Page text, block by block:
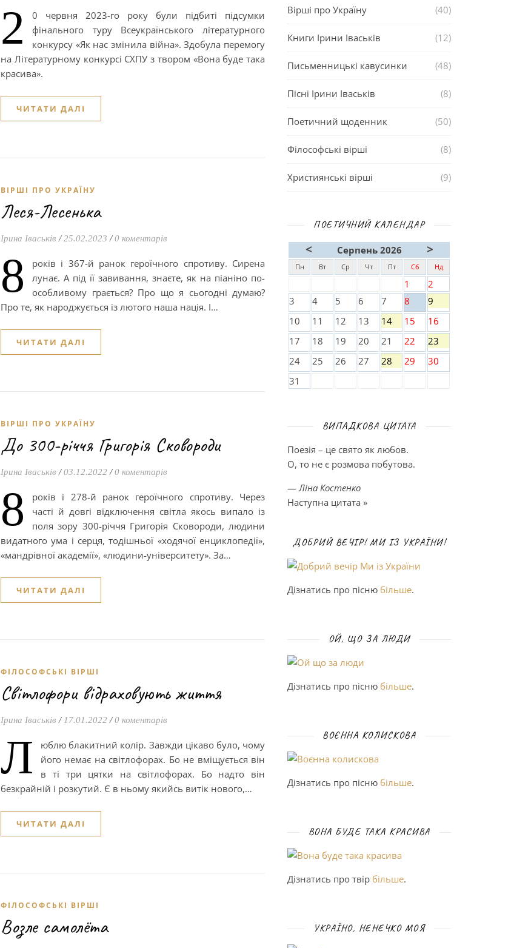
2
0 червня 2023-го року були підбиті підсумки
фінального туру Всеукраїнського літературного
конкурсу «Як нас змінила війна». Здобула перемогу
на Літературному конкурсі СХПУ з твором «Вона буде така
красива».
ЧИТАТИ ДАЛІ
ВІРШІ ПРО УКРАЇНУ
Леся-Лесенька
Ірина Іваськів / 25.02.2023 / 0 коментарів
8
років і 367-й ранок героїчного спротиву. Сирена
лунає. А під її завивання, знаєте, як на піаніно по-
особливому грається? Про що я сьогодні думаю?
Про те, як народжується із лютого наша нація. І…
ЧИТАТИ ДАЛІ
ВІРШІ ПРО УКРАЇНУ
До 300-річчя Григорія Сковороди
Ірина Іваськів / 03.12.2022 / 0 коментарів
8
років і 278-й ранок героїчного спротиву. Через
часті й довгі відключення світла якось випало із
поля зору 300-річчя Григорія Сковороди, людини
видатного ума і серця, тодішньої «ходячої енциклопедії»,
«мандрівної академії», «людини-університету». За…
ЧИТАТИ ДАЛІ
ФІЛОСОФСЬКІ ВІРШІ
Світлофори відраховують життя
Ірина Іваськів / 17.01.2022 / 0 коментарів
Л
юблю блакитний колір. Завжди цікаво було, чому
його немає на світлофорах. Бо не вміщується він
в ті три цятки на світлофорах. Бо надто він
безкрайній і розкутий. Є в ньому якийсь витік нового,…
ЧИТАТИ ДАЛІ
ФІЛОСОФСЬКІ ВІРШІ
Возле самолёта
Вірші про Україну (40)
Книги Ірини Іваськів (12)
Письменницькі кавусинки (48)
Пісні Ірини Іваськів (8)
Поетичний щоденник (50)
Філософські вірші (8)
Християнські вірші (9)
ПОЕТИЧНИЙ КАЛЕНДАР
< Серпень 2026 >
Пн Вт Ср Чт Пт Сб Нд
1
2
3
4 5 6 7 8
9
10
11 12 13 14 15
16
17
18 19 20 21 22
23
24
25 26 27 28 29
30
31
ВИПАДКОВА ЦИТАТА
Поезія – це свято як любов.
О, то не є розмова побутова.
—Ліна Костенко
Наступна цитата »
ДОБРИЙ ВЕЧІР! МИ ІЗ УКРАЇНИ!
Дізнатись про пісню більше.
ОЙ, ЩО ЗА ЛЮДИ
Дізнатись про пісню більше.
ВОЄННА КОЛИСКОВА
Дізнатись про пісню більше.
ВОНА БУДЕ ТАКА КРАСИВА
Дізнатись про твір більше.
УКРАЇНО, НЕНЕЧКО МОЯ